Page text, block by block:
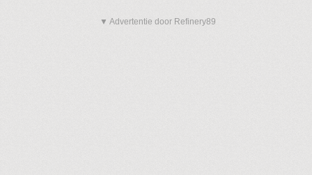
▼ Advertentie door Refinery89